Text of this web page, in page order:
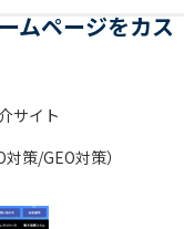
ムページをカス
サイト
策/GEO対策）